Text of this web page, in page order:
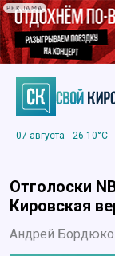
РЕКЛАМА
07 августа 26.10°C
Отголоски
Кировская
Андрей